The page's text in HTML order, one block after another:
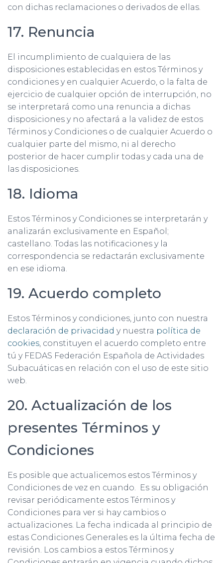
con dichas reclamaciones o derivados de ellas.
17. Renuncia
El incumplimiento de cualquiera de las
disposiciones establecidas en estos Términos y
condiciones y en cualquier Acuerdo, o la falta de
ejercicio de cualquier opción de interrupción, no
se interpretará como una renuncia a dichas
disposiciones y no afectará a la validez de estos
Términos y Condiciones o de cualquier Acuerdo o
cualquier parte del mismo, ni al derecho
posterior de hacer cumplir todas y cada una de
las disposiciones.
18. Idioma
Estos Términos y Condiciones se interpretarán y
analizarán exclusivamente en Español;
castellano. Todas las notificaciones y la
correspondencia se redactarán exclusivamente
en ese idioma.
19. Acuerdo completo
Estos Términos y condiciones, junto con nuestra
declaración de privacidad y nuestra política de
cookies, constituyen el acuerdo completo entre
tú y FEDAS Federación Española de Actividades
Subacuáticas en relación con el uso de este sitio
web.
20. Actualización de los
presentes Términos y
Condiciones
Es posible que actualicemos estos Términos y
Condiciones de vez en cuando. Es su obligación
revisar periódicamente estos Términos y
Condiciones para ver si hay cambios o
actualizaciones. La fecha indicada al principio de
estas Condiciones Generales es la última fecha de
revisión. Los cambios a estos Términos y